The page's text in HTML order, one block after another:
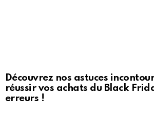
Découvrez nos astuces
réussir vos achats du Black
erreurs !